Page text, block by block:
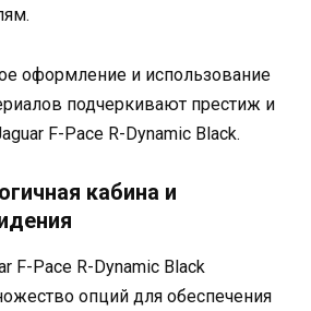
оформление и использование
подчеркивают престиж и
F-Pace R-Dynamic Black.
кабина и
F-Pace R-Dynamic Black
опций для обеспечения